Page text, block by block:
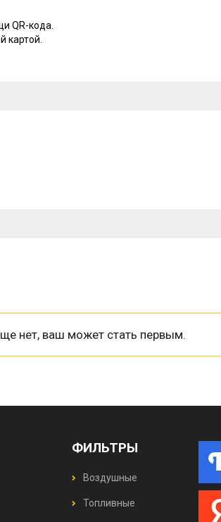
QR-кода.
картой.
нет, ваш может стать первым.
ФИЛЬТРЫ
Воздушные
Топливные